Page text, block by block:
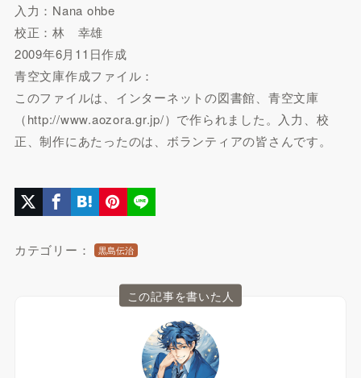
入力：Nana ohbe
校正：林 幸雄
2009年6月11日作成
青空文庫作成ファイル：
このファイルは、インターネットの図書館、青空文庫
（http://www.aozora.gr.jp/）で作られました。入力、校
正、制作にあたったのは、ボランティアの皆さんです。
カテゴリー： 黒島伝治
この記事を書いた人